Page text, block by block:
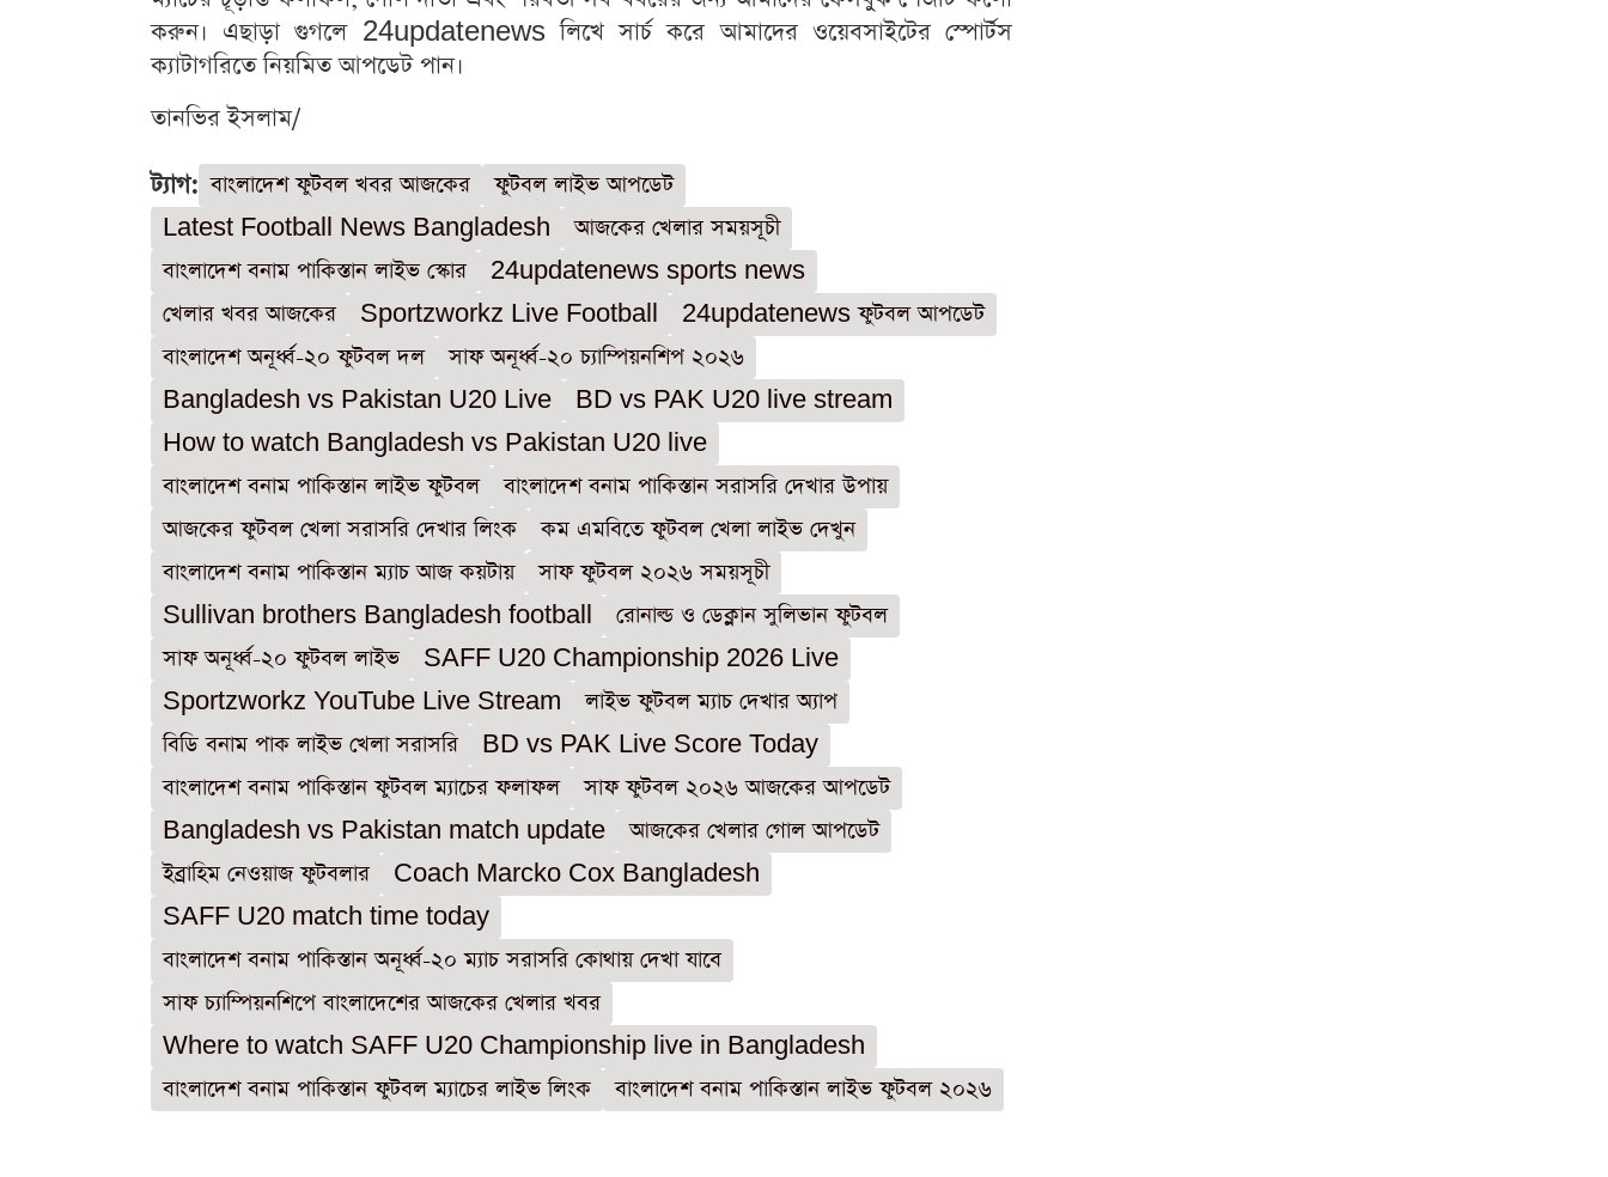
করুন। এছাড়া গুগলে 24updatenews লিখে সার্চ করে আমাদের ওয়েবসাইটের স্পোর্টস
ক্যাটাগরিতে নিয়মিত আপডেট পান।
তানভির ইসলাম/
ট্যাগ: বাংলাদেশ ফুটবল খবর আজকের
ফুটবল লাইভ আপডেট
Latest Football News Bangladesh
আজকের খেলার সময়সূচী
বাংলাদেশ বনাম পাকিস্তান লাইভ স্কোর
24updatenews sports news
খেলার খবর আজকের
Sportzworkz Live Football
24updatenews ফুটবল আপডেট
বাংলাদেশ অনূর্ধ্ব-২০ ফুটবল দল
সাফ অনূর্ধ্ব-২০ চ্যাম্পিয়নশিপ ২০২৬
Bangladesh vs Pakistan U20 Live
BD vs PAK U20 live stream
How to watch Bangladesh vs Pakistan U20 live
বাংলাদেশ বনাম পাকিস্তান লাইভ ফুটবল
বাংলাদেশ বনাম পাকিস্তান সরাসরি দেখার উপায়
আজকের ফুটবল খেলা সরাসরি দেখার লিংক
কম এমবিতে ফুটবল খেলা লাইভ দেখুন
বাংলাদেশ বনাম পাকিস্তান ম্যাচ আজ কয়টায়
সাফ ফুটবল ২০২৬ সময়সূচী
Sullivan brothers Bangladesh football
রোনাল্ড ও ডেক্লান সুলিভান ফুটবল
সাফ অনূর্ধ্ব-২০ ফুটবল লাইভ
SAFF U20 Championship 2026 Live
Sportzworkz YouTube Live Stream
লাইভ ফুটবল ম্যাচ দেখার অ্যাপ
বিডি বনাম পাক লাইভ খেলা সরাসরি
BD vs PAK Live Score Today
বাংলাদেশ বনাম পাকিস্তান ফুটবল ম্যাচের ফলাফল
সাফ ফুটবল ২০২৬ আজকের আপডেট
Bangladesh vs Pakistan match update
আজকের খেলার গোল আপডেট
ইব্রাহিম নেওয়াজ ফুটবলার
Coach Marcko Cox Bangladesh
SAFF U20 match time today
বাংলাদেশ বনাম পাকিস্তান অনূর্ধ্ব-২০ ম্যাচ সরাসরি কোথায় দেখা যাবে
সাফ চ্যাম্পিয়নশিপে বাংলাদেশের আজকের খেলার খবর
Where to watch SAFF U20 Championship live in Bangladesh
বাংলাদেশ বনাম পাকিস্তান ফুটবল ম্যাচের লাইভ লিংক
বাংলাদেশ বনাম পাকিস্তান লাইভ ফুটবল ২০২৬